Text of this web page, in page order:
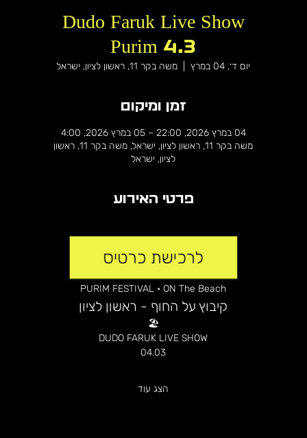
Dudo Faruk Live Show
Purim 4.3
יום ד׳, 04 במרץ
  |
משה בקר 11, ראשון לציון, ישראל
זמן ומיקום
04 במרץ 2026, 22:00 – 05 במרץ 2026, 4:00
משה בקר 11, ראשון לציון, ישראל, משה בקר 11, ראשון
לציון, ישראל
פרטי האירוע
PURIM FESTIVAL • ON The Beach
קיבוץ על החוף - ראשון לציון
🏖️
DUDO FARUK LIVE SHOW
04.03
הצג עוד